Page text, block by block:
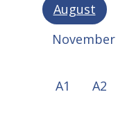
August
November
A1 A2